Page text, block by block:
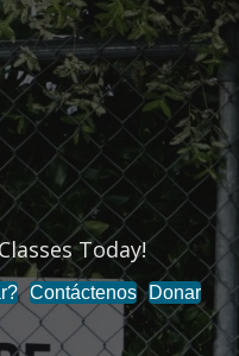
Today!
Contáctenos Donar